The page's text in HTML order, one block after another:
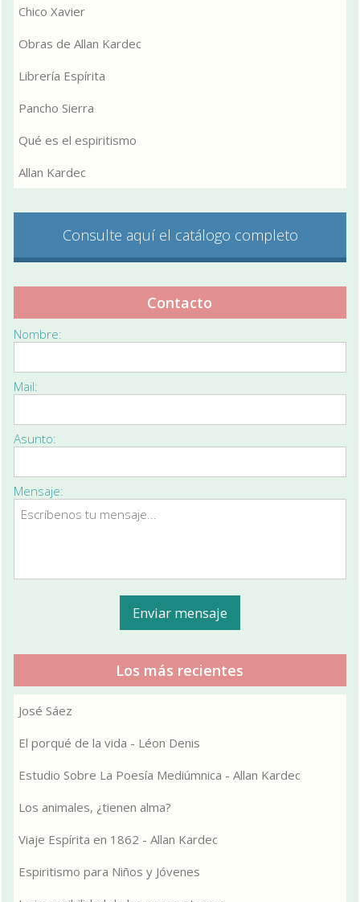
Chico Xavier
Obras de Allan Kardec
Librería Espírita
Pancho Sierra
Qué es el espiritismo
Allan Kardec
Consulte aquí el catálogo completo
Contacto
Nombre:
Mail:
Asunto:
Mensaje:
Los más recientes
José Sáez
El porqué de la vida - Léon Denis
Estudio Sobre La Poesía Mediúmnica - Allan Kardec
Los animales, ¿tienen alma?
Viaje Espírita en 1862 - Allan Kardec
Espiritismo para Niños y Jóvenes